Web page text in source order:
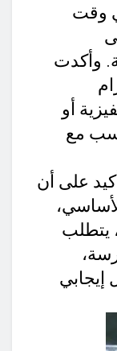
وقت
وأكدت
أو
مع
على أن
يتطلب
إيجابي